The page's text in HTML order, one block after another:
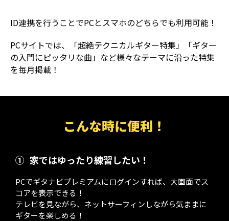
ID連携を行うことでPCとスマホのどちらでも利用可能！
PCサイトでは、「超絶テクニカルギター特集」「ギター
の入門にピッタリな曲」など様々なテーマに沿った特集
を毎月掲載！
こんな時に便利！
① 家ではゆったり練習したい！
PCでギタナビプレミアムにログインすれば、大画面でス
コアを表示できる！
テレビを見ながら、ネットサーフィンしながら気ままに
ギターを楽しめる！